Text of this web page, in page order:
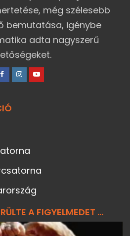
még szélesebb
bemutatása, igénybe
adta nagyszerű
A FIGYELMEDET ...